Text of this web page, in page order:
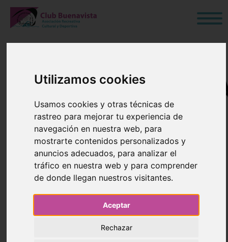
Utilizamos cookies
Usamos cookies y otras técnicas de
rastreo para mejorar tu experiencia de
navegación en nuestra web, para
mostrarte contenidos personalizados y
anuncios adecuados, para analizar el
tráfico en nuestra web y para comprender
de donde llegan nuestros visitantes.
Aceptar
Rechazar
ELECCIONES A
JUNTA
DIRECTIVA